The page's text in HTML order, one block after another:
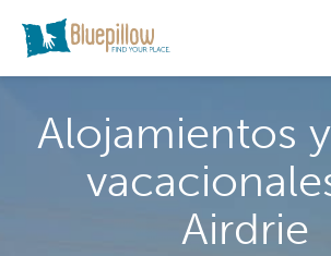
Alojamientos
Airdrie